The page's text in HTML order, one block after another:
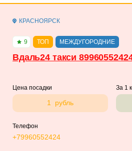
КРАСНОЯРСК
9 ТОП МЕЖДУГОРОДНИЕ
Вдаль24 такси
Цена посадки
1 рубль
За 1
Телефон
+79960552424